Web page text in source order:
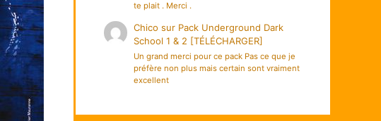
te plait . Merci .
Chico sur Pack Underground Dark
School 1 & 2 [TÉLÉCHARGER]
Un grand merci pour ce pack Pas ce que je
préfère non plus mais certain sont vraiment
excellent